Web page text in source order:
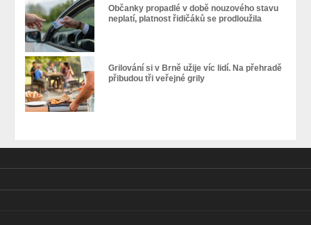
Občanky propadlé v době nouzového stavu
neplatí, platnost řidičáků se prodloužila
Grilování si v Brně užije víc lidí. Na přehradě
přibudou tři veřejné grily